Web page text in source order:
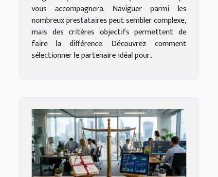
vous accompagnera. Naviguer parmi les
nombreux prestataires peut sembler complexe,
mais des critères objectifs permettent de
faire la différence. Découvrez comment
sélectionner le partenaire idéal pour...